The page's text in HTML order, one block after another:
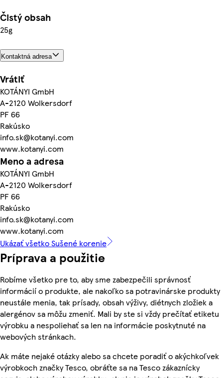
Čistý obsah
25g
Kontaktná adresa
Vrátiť
KOTÁNYI GmbH
A-2120 Wolkersdorf
PF 66
Rakúsko
info.sk@kotanyi.com
www.kotanyi.com
Meno a adresa
KOTÁNYI GmbH
A-2120 Wolkersdorf
PF 66
Rakúsko
info.sk@kotanyi.com
www.kotanyi.com
Ukázať všetko Sušené korenie
Príprava a použitie
Robíme všetko pre to, aby sme zabezpečili správnosť
informácií o produkte, ale nakoľko sa potravinárske produkty
neustále menia, tak prísady, obsah výživy, diétnych zložiek a
alergénov sa môžu zmeniť. Mali by ste si vždy prečítať etiketu
výrobku a nespoliehať sa len na informácie poskytnuté na
webových stránkach.
Ak máte nejaké otázky alebo sa chcete poradiť o akýchkoľvek
výrobkoch značky Tesco, obráťte sa na Tesco zákaznícky